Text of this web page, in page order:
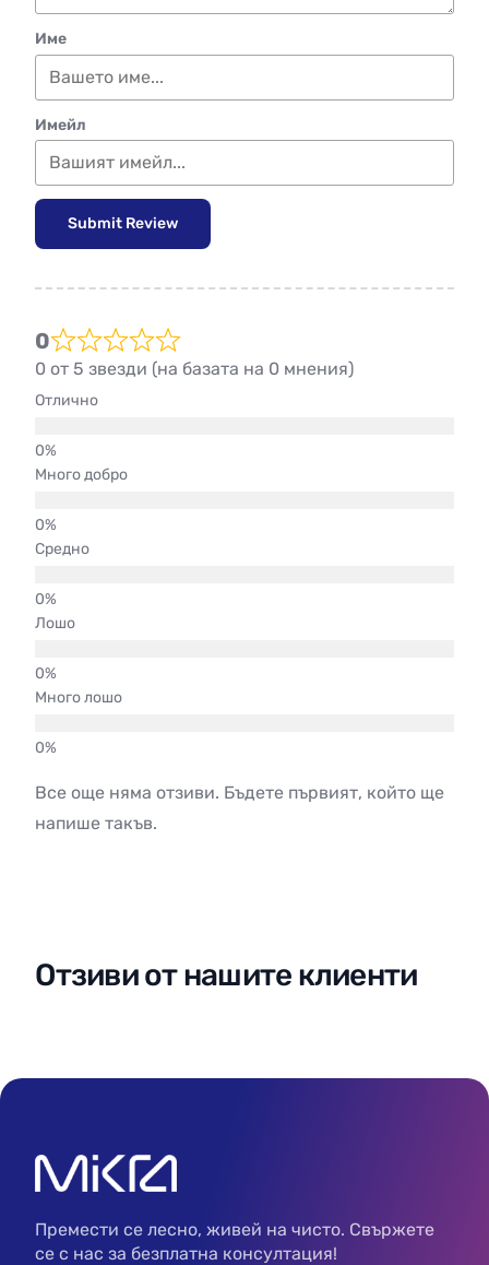
Име
Имейл
Submit Review
0
0 от 5 звезди (на базата на 0 мнения)
Отлично
Много добро
Средно
Лошо
Много лошо
Все още няма отзиви. Бъдете първият, който ще
напише такъв.
Отзиви от нашите клиенти
Премести се лесно, живей на чисто. Свържете
се с нас за безплатна консултация!